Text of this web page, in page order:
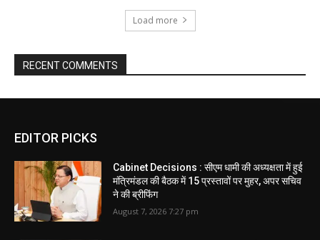
Load more
RECENT COMMENTS
EDITOR PICKS
Cabinet Decisions : सीएम धामी की अध्यक्षता में हुई
मंत्रिमंडल की बैठक में 15 प्रस्तावों पर मुहर, अपर सचिव
ने की ब्रीफिंग
August 7, 2026 7:27 pm